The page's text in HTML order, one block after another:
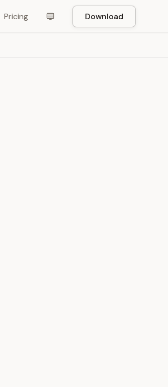
Pricing Download